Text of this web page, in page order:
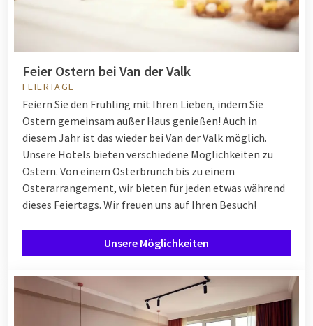
Feier Ostern bei Van der Valk
FEIERTAGE
Feiern Sie den Frühling mit Ihren Lieben, indem Sie
Ostern gemeinsam außer Haus genießen! Auch in
diesem Jahr ist das wieder bei Van der Valk möglich.
Unsere Hotels bieten verschiedene Möglichkeiten zu
Ostern. Von einem Osterbrunch bis zu einem
Osterarrangement, wir bieten für jeden etwas während
dieses Feiertags. Wir freuen uns auf Ihren Besuch!
Unsere Möglichkeiten